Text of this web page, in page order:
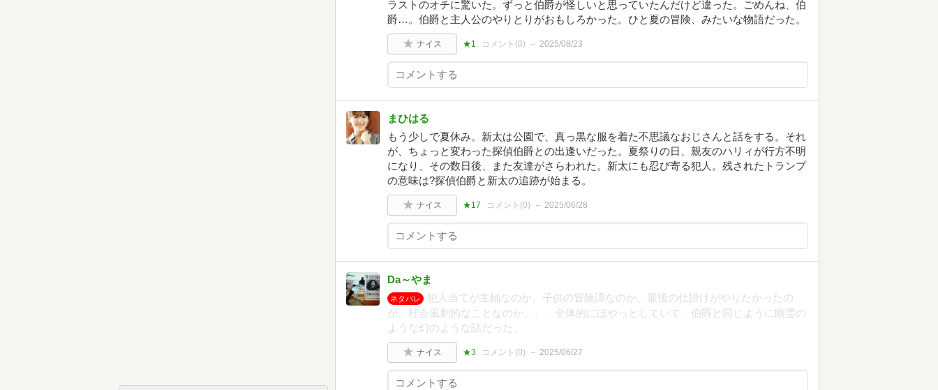
ラストのオチに驚いた。ずっと伯爵が怪しいと思っていたんだけど違った。ごめんね、伯
爵…。伯爵と主人公のやりとりがおもしろかった。ひと夏の冒険、みたいな物語だった。
ナイス ★1 コメント(0) 2025/08/23
まひはる
もう少しで夏休み。新太は公園で、真っ黒な服を着た不思議なおじさんと話をする。それ
が、ちょっと変わった探偵伯爵との出逢いだった。夏祭りの日、親友のハリィが行方不明
になり、その数日後、また友達がさらわれた。新太にも忍び寄る犯人。残されたトランプ
の意味は?探偵伯爵と新太の追跡が始まる。
ナイス ★17 コメント(0) 2025/06/28
Da～やま
ネタバレ
犯人当てが主軸なのか、子供の冒険譚なのか、最後の仕掛けがやりたかったの
か、社会風刺的なことなのか、、、全体的にぼやっとしていて、伯爵と同じように幽霊の
ような幻のような話だった。
ナイス ★3 コメント(0) 2025/06/27